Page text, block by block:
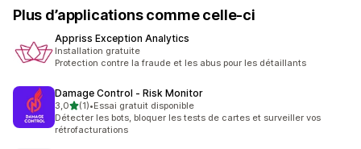
Plus d’applications comme celle-ci
Appriss Exception Analytics
Installation gratuite
Protection contre la fraude et les abus pour les détaillants
Damage Control ‑ Risk Monitor
3,0étoile(s) sur 5
(1)
1 avis au total
•Essai gratuit disponible
Détecter les bots, bloquer les tests de cartes et surveiller vos
rétrofacturations